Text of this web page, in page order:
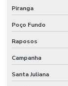
Piranga
Poço Fundo
Raposos
Campanha
Santa Juliana